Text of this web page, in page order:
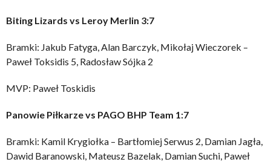
Biting Lizards vs Leroy Merlin 3:7
Bramki: Jakub Fatyga, Alan Barczyk, Mikołaj Wieczorek –
Paweł Toksidis 5, Radosław Sójka 2
MVP: Paweł Toskidis
Panowie Piłkarze vs PAGO BHP Team 1:7
Bramki: Kamil Krygiołka – Bartłomiej Serwus 2, Damian Jagła,
Dawid Baranowski, Mateusz Bazelak, Damian Suchi, Paweł